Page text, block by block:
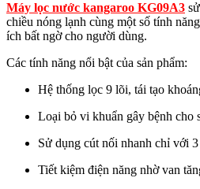
Máy lọc nước kangaroo KG09A3
chiều nóng lạnh cùng một số tính
ích bất ngờ cho người dùng.
Các tính năng nổi bật của sản phẩm:
Hệ thống lọc 9 lõi, tái tạo
Loại bỏ vi khuẩn gây bệnh cho
Sử dụng cút nối nhanh chỉ với
Tiết kiệm điện năng nhờ van